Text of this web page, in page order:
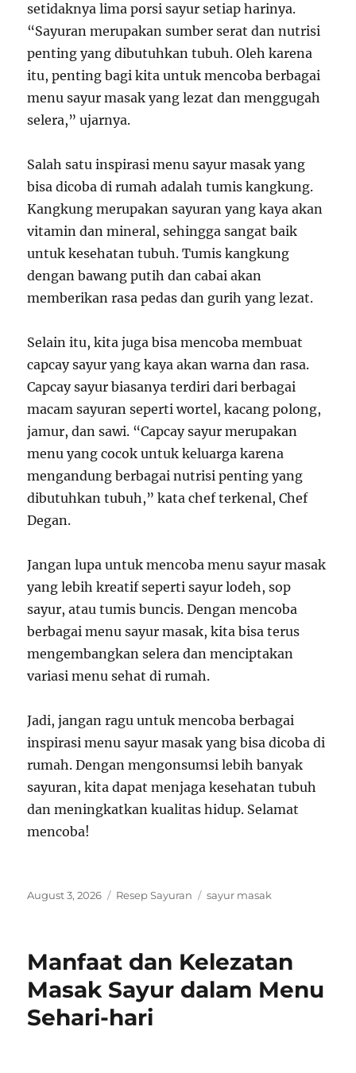
setidaknya lima porsi sayur setiap harinya.
“Sayuran merupakan sumber serat dan nutrisi
penting yang dibutuhkan tubuh. Oleh karena
itu, penting bagi kita untuk mencoba berbagai
menu sayur masak yang lezat dan menggugah
selera,” ujarnya.
Salah satu inspirasi menu sayur masak yang
bisa dicoba di rumah adalah tumis kangkung.
Kangkung merupakan sayuran yang kaya akan
vitamin dan mineral, sehingga sangat baik
untuk kesehatan tubuh. Tumis kangkung
dengan bawang putih dan cabai akan
memberikan rasa pedas dan gurih yang lezat.
Selain itu, kita juga bisa mencoba membuat
capcay sayur yang kaya akan warna dan rasa.
Capcay sayur biasanya terdiri dari berbagai
macam sayuran seperti wortel, kacang polong,
jamur, dan sawi. “Capcay sayur merupakan
menu yang cocok untuk keluarga karena
mengandung berbagai nutrisi penting yang
dibutuhkan tubuh,” kata chef terkenal, Chef
Degan.
Jangan lupa untuk mencoba menu sayur masak
yang lebih kreatif seperti sayur lodeh, sop
sayur, atau tumis buncis. Dengan mencoba
berbagai menu sayur masak, kita bisa terus
mengembangkan selera dan menciptakan
variasi menu sehat di rumah.
Jadi, jangan ragu untuk mencoba berbagai
inspirasi menu sayur masak yang bisa dicoba di
rumah. Dengan mengonsumsi lebih banyak
sayuran, kita dapat menjaga kesehatan tubuh
dan meningkatkan kualitas hidup. Selamat
mencoba!
Posted
August 3, 2026 Categories
Resep Sayuran Tags
sayur masak
Manfaat dan Kelezatan
Masak Sayur dalam Menu
Sehari-hari